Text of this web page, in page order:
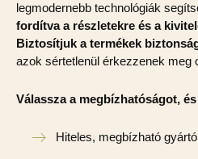
legmodernebb technológiák
fordítva a részletekre és a
Biztosítjuk a termékek
azok sértetlenül érkezzenek meg
Válassza a megbízhatóságot,
Hiteles, megbízható gyártó